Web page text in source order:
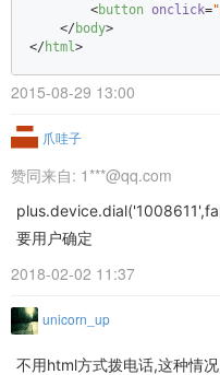
<button onclick=
</body>
</html>
2015-08-29 13:00
爪哇子
赞同来自: 1***@qq.com
要用户确定
2018-02-02 11:37
unicorn_up
不用html方式拨电话,这种情